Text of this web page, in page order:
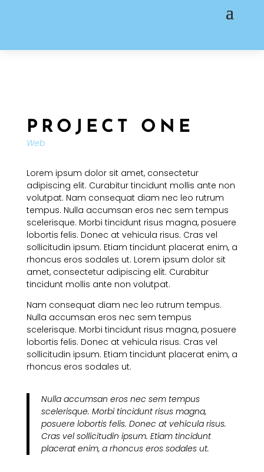
PROJECT ONE
Web
Lorem ipsum dolor sit amet, consectetur
adipiscing elit. Curabitur tincidunt mollis ante non
volutpat. Nam consequat diam nec leo rutrum
tempus. Nulla accumsan eros nec sem tempus
scelerisque. Morbi tincidunt risus magna, posuere
lobortis felis. Donec at vehicula risus. Cras vel
sollicitudin ipsum. Etiam tincidunt placerat enim, a
rhoncus eros sodales ut. Lorem ipsum dolor sit
amet, consectetur adipiscing elit. Curabitur
tincidunt mollis ante non volutpat.
Nam consequat diam nec leo rutrum tempus.
Nulla accumsan eros nec sem tempus
scelerisque. Morbi tincidunt risus magna, posuere
lobortis felis. Donec at vehicula risus. Cras vel
sollicitudin ipsum. Etiam tincidunt placerat enim, a
rhoncus eros sodales ut.
Nulla accumsan eros nec sem tempus
scelerisque. Morbi tincidunt risus magna,
posuere lobortis felis. Donec at vehicula risus.
Cras vel sollicitudin ipsum. Etiam tincidunt
placerat enim, a rhoncus eros sodales ut.